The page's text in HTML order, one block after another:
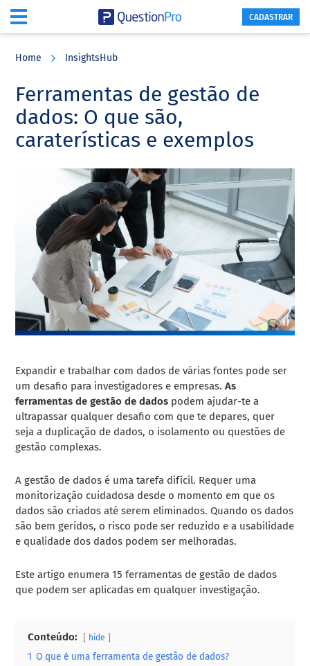
content
sidebar
CADASTRAR
Home InsightsHub
Ferramentas de gestão de
dados: O que são,
caraterísticas e exemplos
Expandir e trabalhar com dados de várias fontes pode ser
um desafio para investigadores e empresas.As
ferramentas de gestão de dados podem ajudar-te a
ultrapassar qualquer desafio com que te depares, quer
seja a duplicação de dados, o isolamento ou questões de
gestão complexas.
A gestão de dados é uma tarefa difícil. Requer uma
monitorização cuidadosa desde o momento em que os
dados são criados até serem eliminados. Quando os dados
são bem geridos, o risco pode ser reduzido e a usabilidade
e qualidade dos dados podem ser melhoradas.
Este artigo enumera 15 ferramentas de gestão de dados
que podem ser aplicadas em qualquer investigação.
Conteúdo: hide
1 O que é uma ferramenta de gestão de dados?